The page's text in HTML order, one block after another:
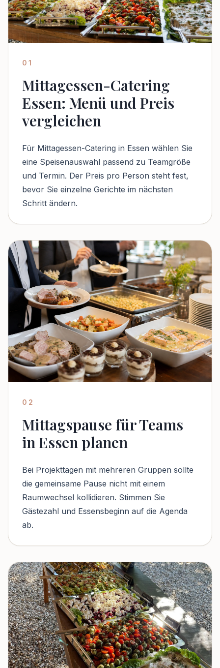
01
Mittagessen-Catering
Essen: Menü und Preis
vergleichen
Für Mittagessen-Catering in Essen wählen Sie
eine Speisenauswahl passend zu Teamgröße
und Termin. Der Preis pro Person steht fest,
bevor Sie einzelne Gerichte im nächsten
Schritt ändern.
02
Mittagspause für Teams
in Essen planen
Bei Projekttagen mit mehreren Gruppen sollte
die gemeinsame Pause nicht mit einem
Raumwechsel kollidieren. Stimmen Sie
Gästezahl und Essensbeginn auf die Agenda
ab.